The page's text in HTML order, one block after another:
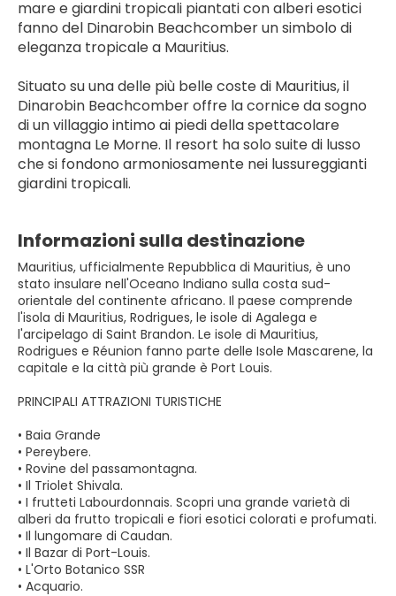
mare e giardini tropicali piantati con alberi esotici
fanno del Dinarobin Beachcomber un simbolo di
eleganza tropicale a Mauritius.
Situato su una delle più belle coste di Mauritius, il
Dinarobin Beachcomber offre la cornice da sogno
di un villaggio intimo ai piedi della spettacolare
montagna Le Morne. Il resort ha solo suite di lusso
che si fondono armoniosamente nei lussureggianti
giardini tropicali.
Informazioni sulla destinazione
Mauritius, ufficialmente Repubblica di Mauritius, è uno
stato insulare nell'Oceano Indiano sulla costa sud-
orientale del continente africano. Il paese comprende
l'isola di Mauritius, Rodrigues, le isole di Agalega e
l'arcipelago di Saint Brandon. Le isole di Mauritius,
Rodrigues e Réunion fanno parte delle Isole Mascarene, la
capitale e la città più grande è Port Louis.
PRINCIPALI ATTRAZIONI TURISTICHE
• Baia Grande
• Pereybere.
• Rovine del passamontagna.
• Il Triolet Shivala.
• I frutteti Labourdonnais. Scopri una grande varietà di
alberi da frutto tropicali e fiori esotici colorati e profumati.
• Il lungomare di Caudan.
• Il Bazar di Port-Louis.
• L'Orto Botanico SSR
• Acquario.